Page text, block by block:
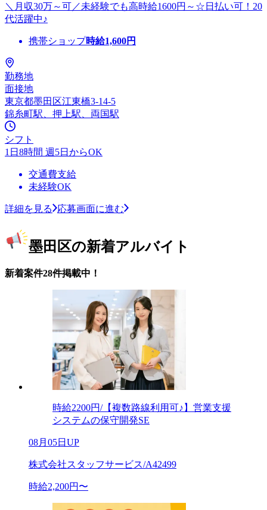
＼月収30万～可／未経験でも高時給1600円～☆日払い可！20
代活躍中♪
携帯ショップ時給1,600円
勤務地
面接地
東京都墨田区江東橋3-14-5
錦糸町駅、押上駅、両国駅
シフト
1日8時間 週5日からOK
交通費支給
未経験OK
詳細を見る 応募画面に進む
墨田区の新着アルバイト
新着案件28件掲載中！
時給2200円/【複数路線利用可♪】営業支援
システムの保守開発SE
08月05日UP
株式会社スタッフサービス/A42499
時給2,200円〜